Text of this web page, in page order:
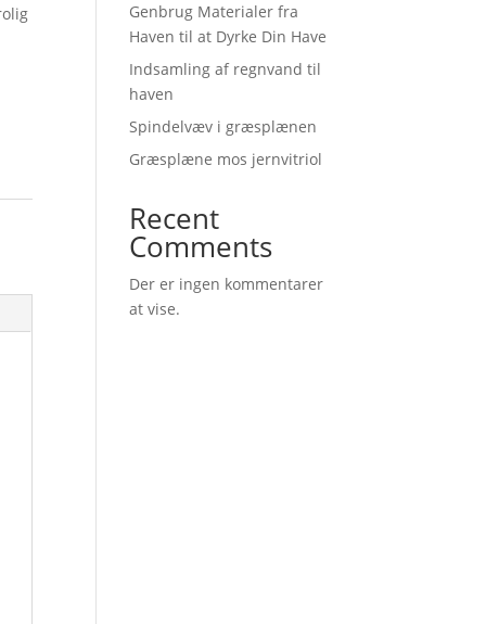
Genbrug Materialer fra
Haven til at Dyrke Din Have
Indsamling af regnvand til
haven
Spindelvæv i græsplænen
Græsplæne mos jernvitriol
Recent
Comments
Der er ingen kommentarer
at vise.